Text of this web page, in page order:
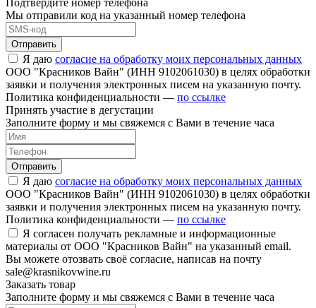
Мы отправили код на указанный номер телефона
Отправить
Я даю согласие на обработку моих персональных данных
ООО "Красников Вайн" (ИНН 9102061030) в целях обработки
заявки и получения электронных писем на указанную почту.
Политика конфиденциальности — по ссылке
Принять участие в дегустации
Заполните форму и мы свяжемся с Вами в течение часа
Отправить
Я даю согласие на обработку моих персональных данных
ООО "Красников Вайн" (ИНН 9102061030) в целях обработки
заявки и получения электронных писем на указанную почту.
Политика конфиденциальности — по ссылке
Я согласен получать рекламные и информационные
материалы от ООО "Красников Вайн" на указанный email.
Вы можете отозвать своё согласие, написав на почту
sale@krasnikovwine.ru
Заказать товар
Заполните форму и мы свяжемся с Вами в течение часа